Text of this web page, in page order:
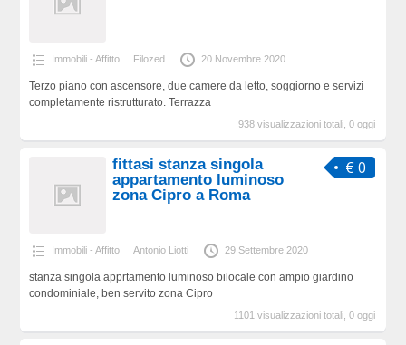
Immobili - Affitto Filozed 20 Novembre 2020
Terzo piano con ascensore, due camere da letto, soggiorno e servizi
completamente ristrutturato. Terrazza
938 visualizzazioni totali, 0 oggi
€ 0
fittasi stanza singola
appartamento luminoso
zona Cipro a Roma
Immobili - Affitto Antonio Liotti 29 Settembre 2020
stanza singola apprtamento luminoso bilocale con ampio giardino
condominiale, ben servito zona Cipro
1101 visualizzazioni totali, 0 oggi